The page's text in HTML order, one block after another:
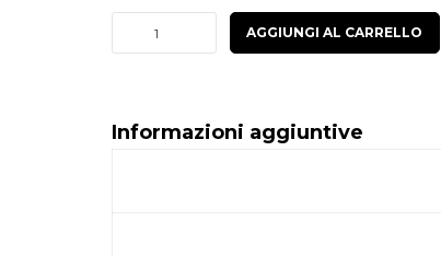
€222.00
Ballast
elettronico
UV
AGGIUNGI AL CARRELLO
Informazioni aggiuntive